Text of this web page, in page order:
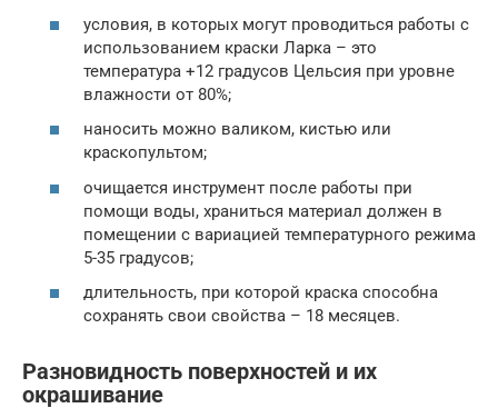
условия, в которых могут проводиться работы с
использованием краски Ларка – это
температура +12 градусов Цельсия при уровне
влажности от 80%;
наносить можно валиком, кистью или
краскопультом;
очищается инструмент после работы при
помощи воды, храниться материал должен в
помещении с вариацией температурного режима
5-35 градусов;
длительность, при которой краска способна
сохранять свои свойства – 18 месяцев.
Разновидность поверхностей и их
окрашивание